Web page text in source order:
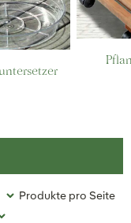
Produkte pro Seite